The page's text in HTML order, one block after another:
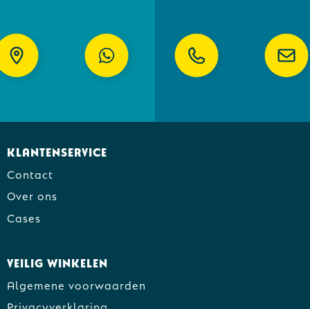
Klantenservice
Contact
Over ons
Cases
Veilig winkelen
Algemene voorwaarden
Privacyverklaring